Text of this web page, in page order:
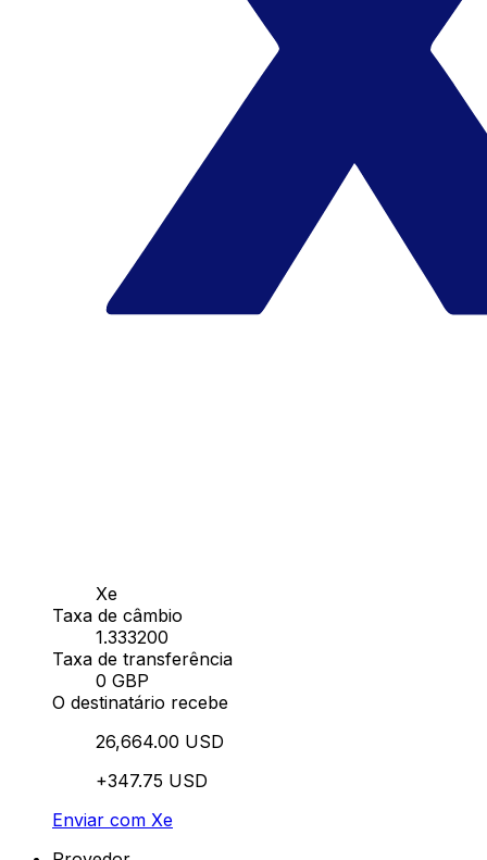
Xe
Taxa de câmbio
1.333200
Taxa de transferência
0 GBP
O destinatário recebe
26,664.00 USD
+347.75 USD
Enviar com Xe